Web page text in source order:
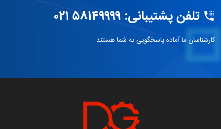
تلفن پشتیبانی: ۵۸۱۴۹۹۹۹ ۰۲۱
کارشناسان ما آماده پاسخگویی به شما هستند.